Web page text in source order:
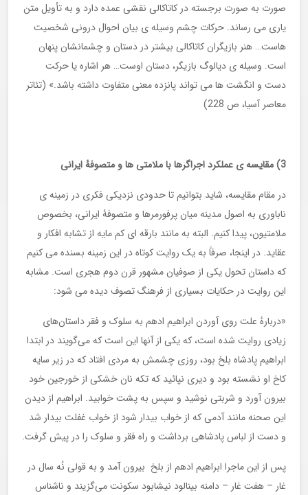
صورت به صورت برجسته در کاتاکالی نقشی عمده دارد و به تأویل متن
یاری می رساند. حرکات چشم وسیله ی بیان احوال درونی شخصیت
هاست… هنر بازیگران کاتاکالی بیشتر در دستان و چشمانشان پنهان
است. وسیله ی دیالوگ بازیگر، دستان اوست… هر اشاره یا حرکت
دست و انگشت ها می تواند پانزده معنی متفاوت داشته باشد.» (تئاتر
معاصر آسیا، ص 228)
3) مقایسه ی عملکرد اجراگرها با ملامتی ها و متصوفۀ ایرانی
در مقام مقایسه، شاید بتوانیم تا حدودی نزدیکی فکری در زمینه ی
ناباوری به اصول مدینه میان پرفورمرها و متصوفۀ ایرانی، بخصوص
ملامتیون، پیدا کنیم. البته به مانند بارقه ای کم مایه از تشابه افکار و
عقاید. در اینجا، صرفاً به یک روایت کوتاه در این زمینه بسنده می کنیم
که داستان تحول یکی از صوفیان مشهور قرن دوم هجری است. مشابه
این روایت در حکایات بسیاری از فرهنگ تصوف دیده می شود:
«دربارهٔ علت روی آوردن ابراهیم ادهم به سلوک و فقر داستان‌های
زیادی روایت شده است، که یکی از آنها این است که می‌گویند در ابتدا
ابراهیم پادشاه بلخ بود، روزی چشمش به مردی افتاد که در زیر سایه
کاخ او نشسته بود و دیری نپائید که تکه نان خشکی از خورجین خود
بیرون آورد و شربتی نوشید و سپس به پشت خوابید. ابراهیم از دیدن
این صحنه مانند آدمی که از خواب بیدار شود از خواب غفلت بیدار شد
و دست از لباس پادشاهی برداشت و راه فقر و سلوک را در پیش گرفت.
پس از این ماجرا ابراهیم ادهم از بلخ بیرون آمد و به قولی نُه سال در
غار – هفت غار – دامنه بینالود نیشابود سکونت می‌گزیند و ناشناس